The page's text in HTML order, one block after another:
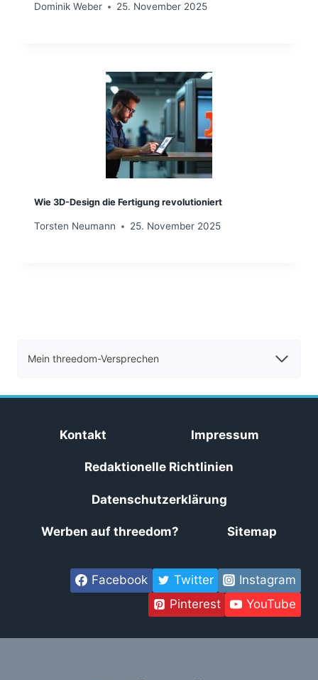
Dominik Weber 25. November 2025
Wie 3D-Design die Fertigung revolutioniert
Torsten Neumann 25. November 2025
Mein threedom-Versprechen
Kontakt Impressum
Redaktionelle Richtlinien
Datenschutzerklärung
Werben auf threedom? Sitemap
Facebook Twitter
Instagram
Pinterest
YouTube